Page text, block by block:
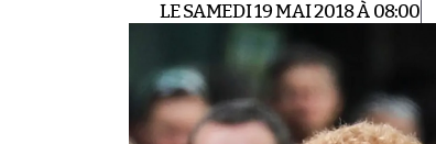
LE SAMEDI 19 MAI 2018 À 08:00